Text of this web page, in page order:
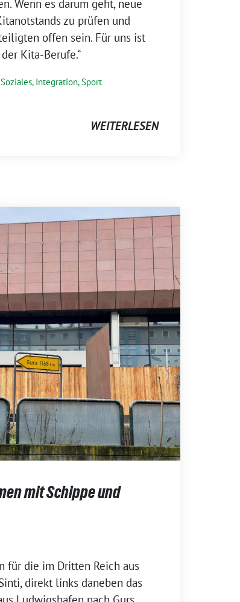
Wenn es darum geht, neue
zu prüfen und
offen sein. Für uns ist
Kita-Berufe.“
Soziales, Integration, Sport
WEITERLESEN
mit Schippe und
für die im Dritten Reich aus
direkt links daneben das